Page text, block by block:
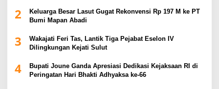
2
Keluarga Besar Lasut Gugat Rekonvensi Rp 197 M ke PT
Bumi Mapan Abadi
3
Wakajati Feri Tas, Lantik Tiga Pejabat Eselon IV
Dilingkungan Kejati Sulut
4
Bupati Joune Ganda Apresiasi Dedikasi Kejaksaan RI di
Peringatan Hari Bhakti Adhyaksa ke-66